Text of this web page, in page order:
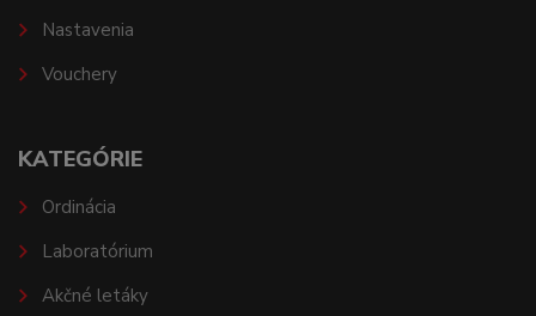
Nastavenia
Vouchery
KATEGÓRIE
Ordinácia
Laboratórium
Akčné letáky